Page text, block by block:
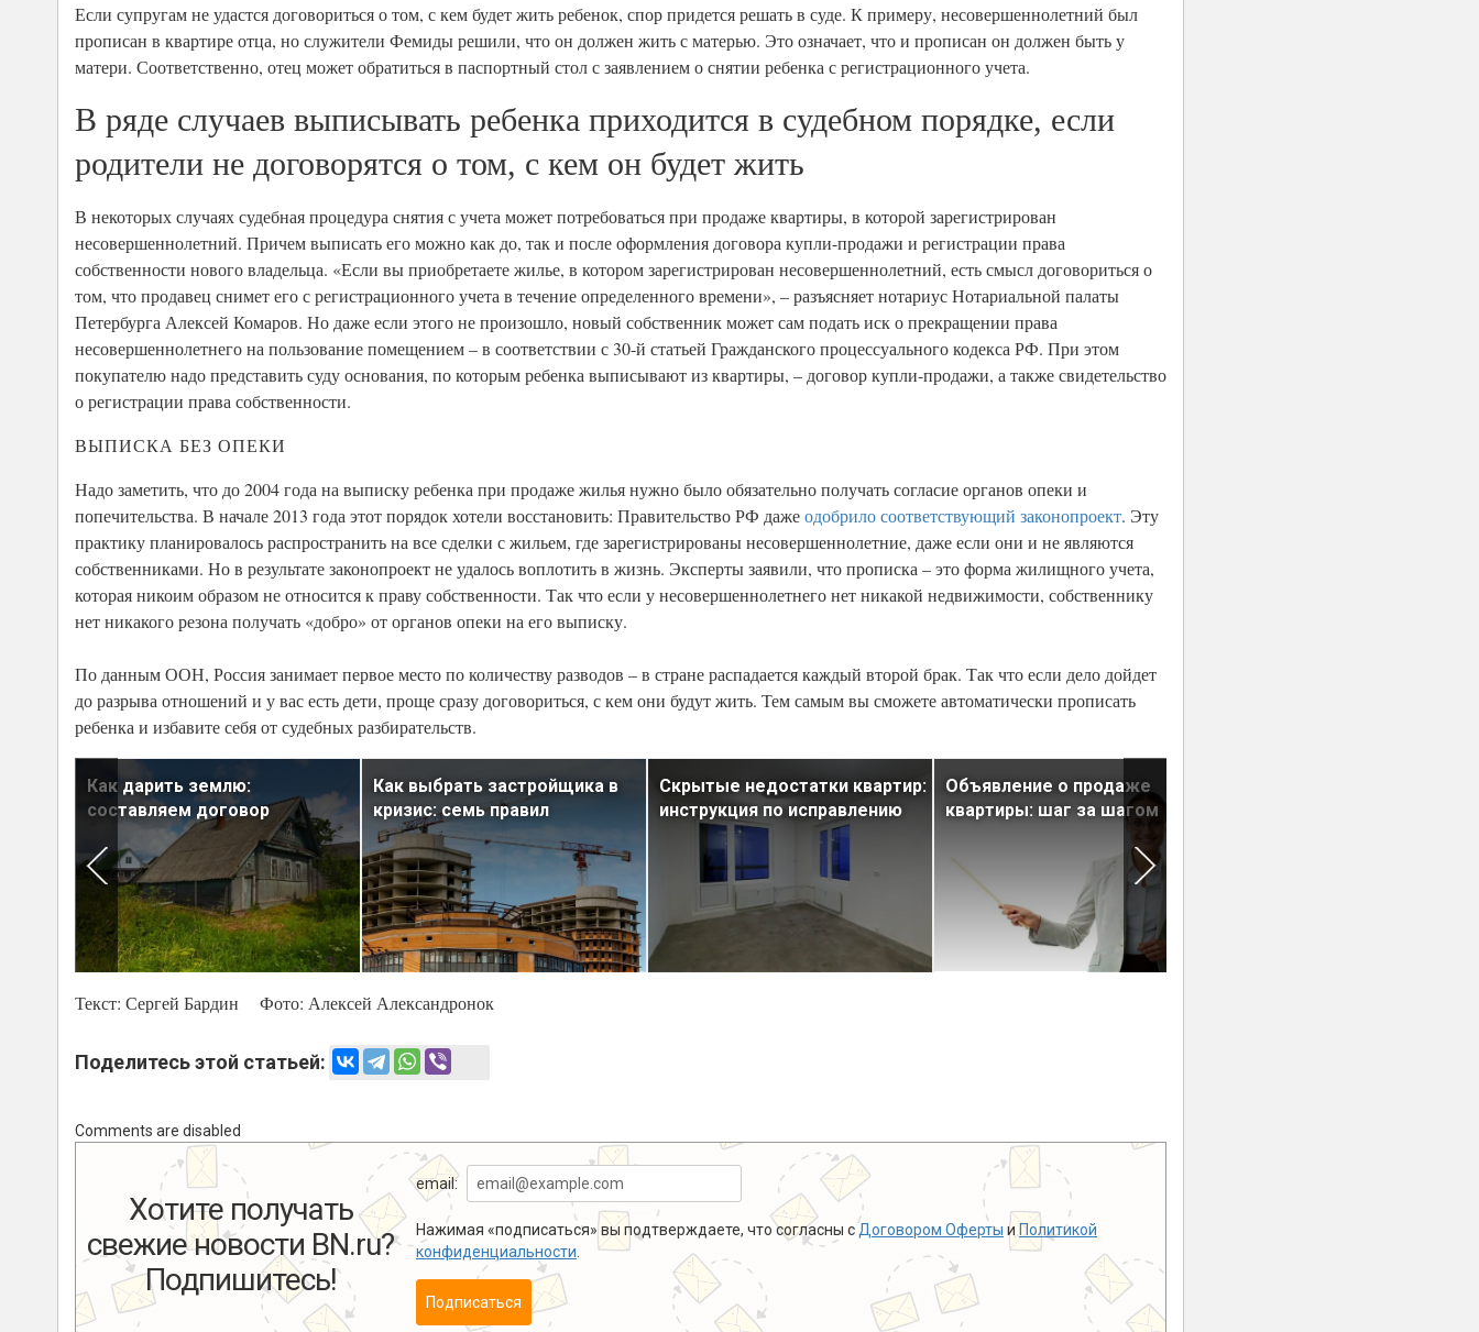
Если супругам не удастся договориться о том, с кем будет жить ребенок, спор придется решать в суде. К примеру, несовершеннолетний был
прописан в квартире отца, но служители Фемиды решили, что он должен жить с матерью. Это означает, что и прописан он должен быть у
матери. Соответственно, отец может обратиться в паспортный стол с заявлением о снятии ребенка с регистрационного учета.
В ряде случаев выписывать ребенка приходится в судебном порядке, если
родители не договорятся о том, с кем он будет жить
В некоторых случаях судебная процедура снятия с учета может потребоваться при продаже квартиры, в которой зарегистрирован
несовершеннолетний. Причем выписать его можно как до, так и после оформления договора купли-продажи и регистрации права
собственности нового владельца. «Если вы приобретаете жилье, в котором зарегистрирован несовершеннолетний, есть смысл договориться о
том, что продавец снимет его с регистрационного учета в течение определенного времени», – разъясняет нотариус Нотариальной палаты
Петербурга Алексей Комаров. Но даже если этого не произошло, новый собственник может сам подать иск о прекращении права
несовершеннолетнего на пользование помещением – в соответствии с 30-й статьей Гражданского процессуального кодекса РФ. При этом
покупателю надо представить суду основания, по которым ребенка выписывают из квартиры, – договор купли-продажи, а также свидетельство
о регистрации права собственности.
ВЫПИСКА БЕЗ ОПЕКИ
Надо заметить, что до 2004 года на выписку ребенка при продаже жилья нужно было обязательно получать согласие органов опеки и
попечительства. В начале 2013 года этот порядок хотели восстановить: Правительство РФ дажеодобрило соответствующий законопроект. Эту
практику планировалось распространить на все сделки с жильем, где зарегистрированы несовершеннолетние, даже если они и не являются
собственниками. Но в результате законопроект не удалось воплотить в жизнь. Эксперты заявили, что прописка – это форма жилищного учета,
которая никоим образом не относится к праву собственности. Так что если у несовершеннолетнего нет никакой недвижимости, собственнику
нет никакого резона получать «добро» от органов опеки на его выписку.
По данным ООН, Россия занимает первое место по количеству разводов – в стране распадается каждый второй брак. Так что если дело дойдет
до разрыва отношений и у вас есть дети, проще сразу договориться, с кем они будут жить. Тем самым вы сможете автоматически прописать
ребенка и избавите себя от судебных разбирательств.
Как дарить землю:
составляем договор
Как выбрать застройщика в
кризис: семь правил
Скрытые недостатки квартир:
инструкция по исправлению
Объявление о продаже
квартиры: шаг за шагом
Текст: Сергей Бардин Фото: Алексей Александронок
Поделитесь этой статьей:
Comments are disabled
Хотите получать
свежие новости BN.ru?
Подпишитесь!
email:
Нажимая «подписаться» вы подтверждаете, что согласны с Договором Оферты и Политикой
конфиденциальности
Подписаться